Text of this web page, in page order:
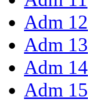
Adm 12
Adm 13
Adm 14
Adm 15